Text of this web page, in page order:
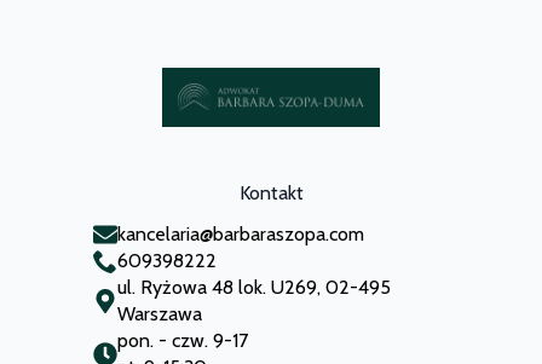
Kontakt
kancelaria@barbaraszopa.com
609398222
ul. Ryżowa 48 lok. U269, 02-495
Warszawa
pon. - czw. 9-17